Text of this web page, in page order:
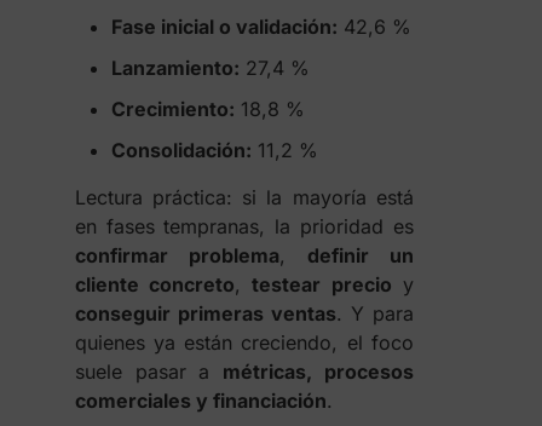
Fase inicial o validación: 42,6 %
Lanzamiento: 27,4 %
Crecimiento: 18,8 %
Consolidación: 11,2 %
Lectura práctica: si la mayoría está
en fases tempranas, la prioridad es
confirmar problema, definir un
cliente concreto,testear precio y
conseguir primeras ventas. Y para
quienes ya están creciendo, el foco
suele pasar a métricas, procesos
comerciales y financiación.